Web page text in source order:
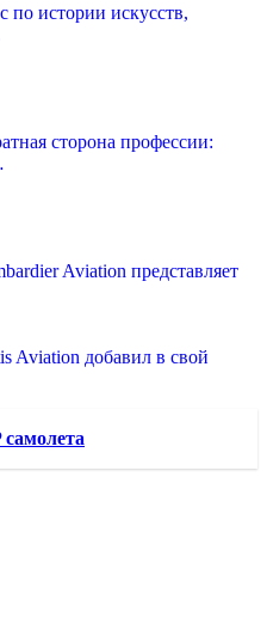
по истории искусств,
сторона профессии:
Aviation представляет
Aviation добавил в свой